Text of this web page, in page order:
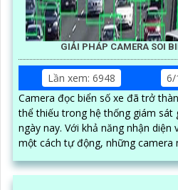
GIẢI PHÁP CAMERA SOI
Lần xem: 6948
6/
Camera đọc biển số xe đã trở
thể thiếu trong hệ thống giám sát
ngày nay. Với khả năng nhận diện và xử lý thông tin biển số
một cách tự động, những camera
đáng kể, từ việc quản lý phương
quả an ninh